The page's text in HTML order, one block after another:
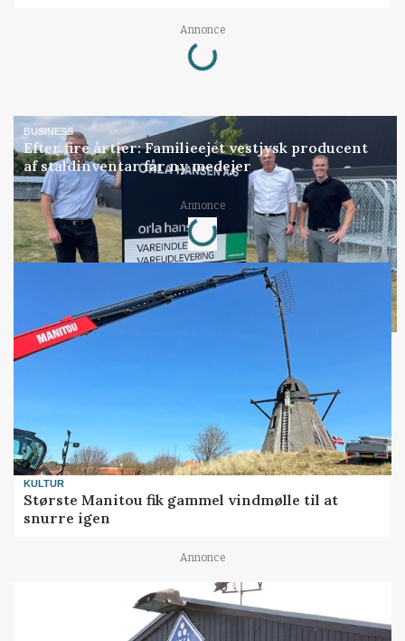
Annonce
Loading...
BUSINESS
Efter fire årtier: Familieejet vestjysk producent
af staldinventar får ny medejer
Annonce
Loading...
KULTUR
Største Manitou fik gammel vindmølle til at
snurre igen
Annonce